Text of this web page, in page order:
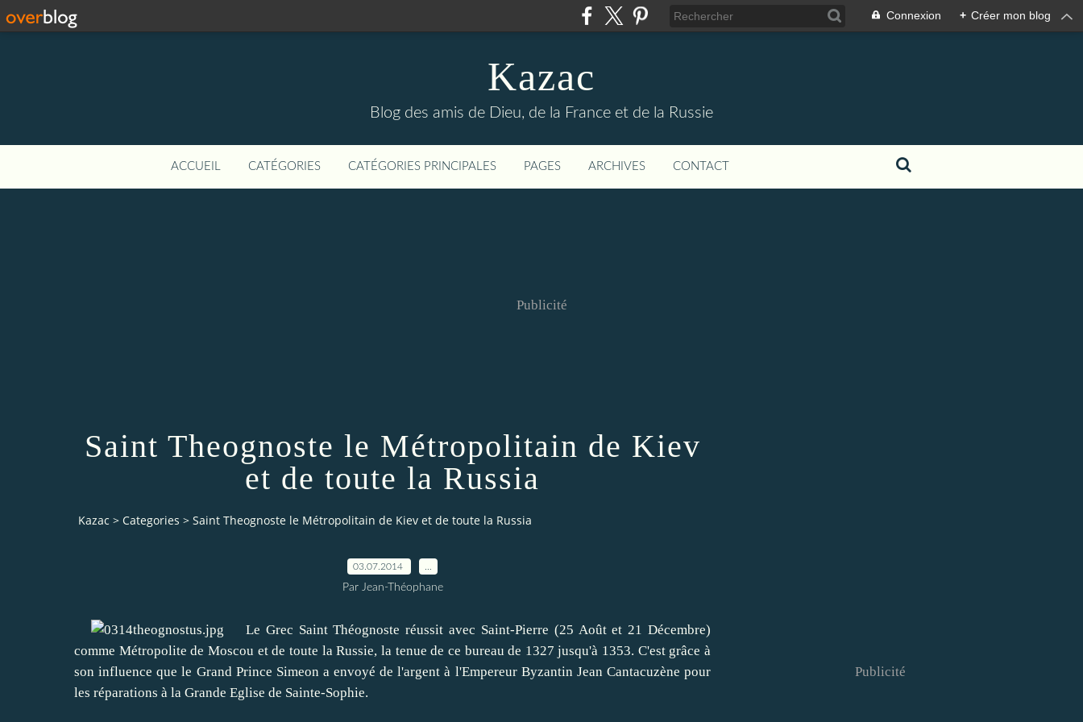
Connexion + Créer mon blog
Kazac
Blog des amis de Dieu, de la France et de la Russie
ACCUEIL CATÉGORIES CATÉGORIES PRINCIPALES PAGES ARCHIVES CONTACT
Publicité
Saint Theognoste le Métropolitain de Kiev
et de toute la Russia
Kazac > Categories > Saint Theognoste le Métropolitain de Kiev et de toute la Russia
03.07.2014
Par Jean-Théophane
Le Grec Saint Théognoste réussit avec Saint-Pierre (25 Août et 21 Décembre)
comme Métropolite de Moscou et de toute la Russie, la tenue de ce bureau de 1327 jusqu'à 1353. C'est grâce à
son influence que le Grand Prince Simeon a envoyé de l'argent à l'Empereur Byzantin Jean Cantacuzène pour
les réparations à la Grande Eglise de Sainte-Sophie.
Publicité